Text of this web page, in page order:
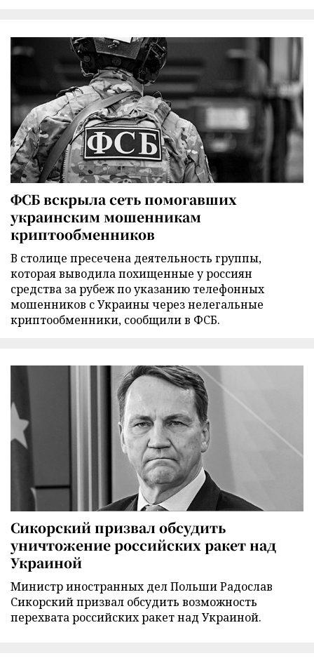
ФСБ вскрыла сеть помогавших
украинским мошенникам
криптообменников
В столице пресечена деятельность группы,
которая выводила похищенные у россиян
средства за рубеж по указанию телефонных
мошенников с Украины через нелегальные
криптообменники, сообщили в ФСБ.
Сикорский призвал обсудить
уничтожение российских ракет над
Украиной
Министр иностранных дел Польши Радослав
Сикорский призвал обсудить возможность
перехвата российских ракет над Украиной.